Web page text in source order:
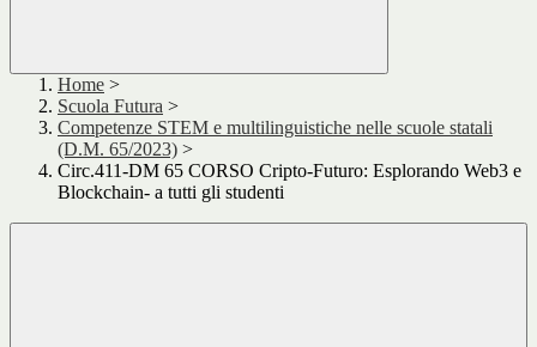
Home >
Scuola Futura >
Competenze STEM e multilinguistiche nelle scuole statali
(D.M. 65/2023) >
Circ.411-DM 65 CORSO Cripto-Futuro: Esplorando Web3 e
Blockchain- a tutti gli studenti